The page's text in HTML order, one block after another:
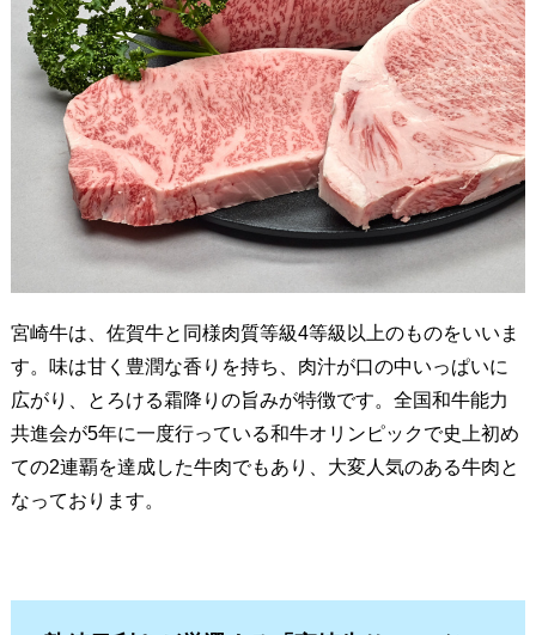
宮崎牛は、佐賀牛と同様肉質等級4等級以上のものをいいま
す。 味は甘く豊潤な香りを持ち、肉汁が口の中いっぱいに
広がり、とろける霜降りの旨みが特徴です。 全国和牛能力
共進会が5年に一度行っている和牛オリンピックで史上初め
ての2連覇を達成した牛肉でもあり、大変人気のある牛肉と
なっております。